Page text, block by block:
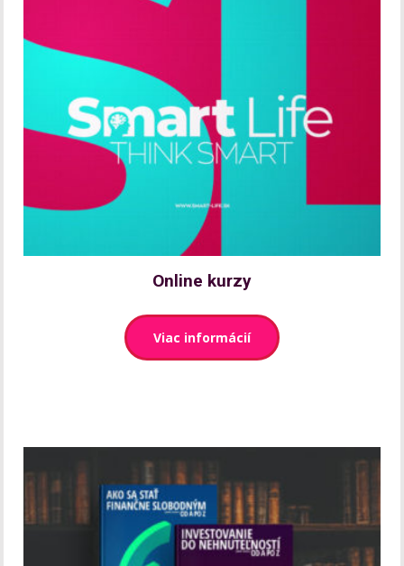
Online kurzy
Viac informácií